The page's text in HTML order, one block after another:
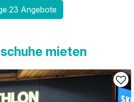
23 Angebote
mieten